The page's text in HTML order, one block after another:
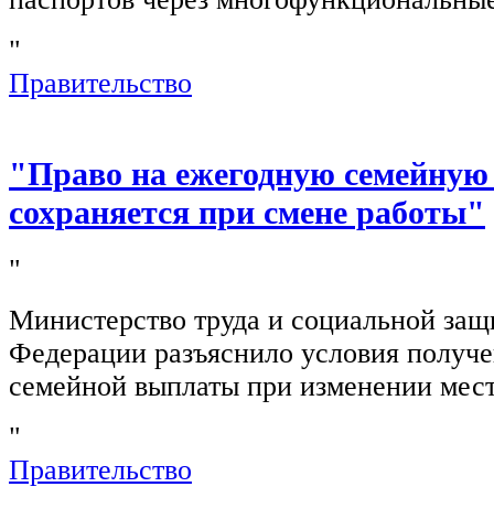
"
Правительство
"Право на ежегодную
сохраняется при смене работы"
"
Министерство труда и социальной
Федерации разъяснило условия
семейной выплаты при изменении
"
Правительство